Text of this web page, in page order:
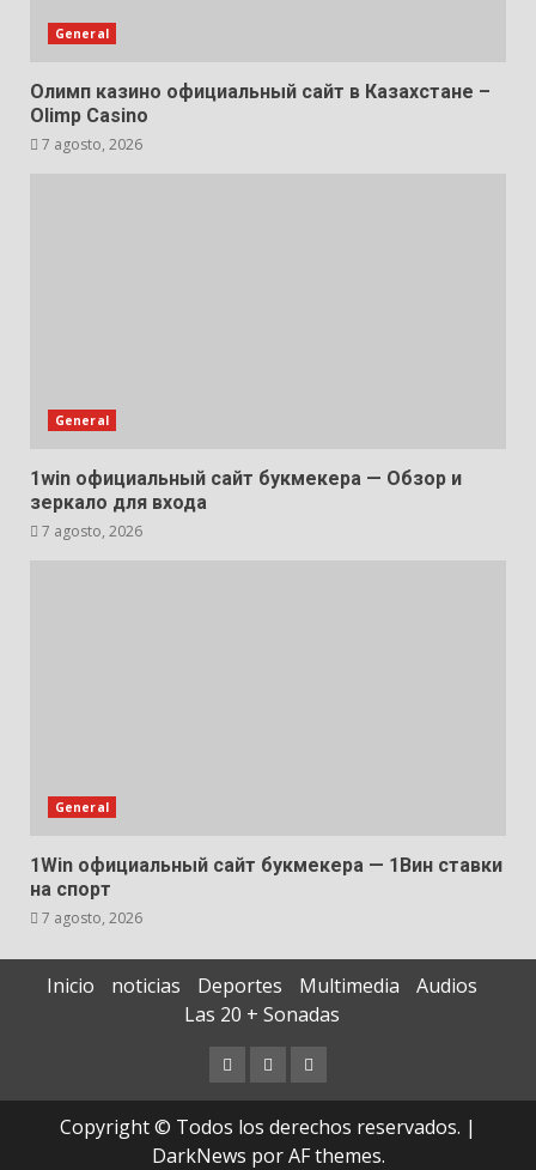
General
Олимп казино официальный сайт в Казахстане –
Olimp Casino
7 agosto, 2026
General
1win официальный сайт букмекера — Обзор и
зеркало для входа
7 agosto, 2026
General
1Win официальный сайт букмекера — 1Вин ставки
на спорт
7 agosto, 2026
Inicio noticias Deportes Multimedia
Audios
Las 20 + Sonadas
Copyright © Todos los derechos reservados. |
DarkNews por AF themes.